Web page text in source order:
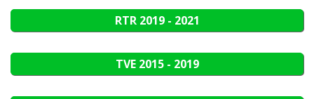
RTR 2019 - 2021
TVE 2015 - 2019